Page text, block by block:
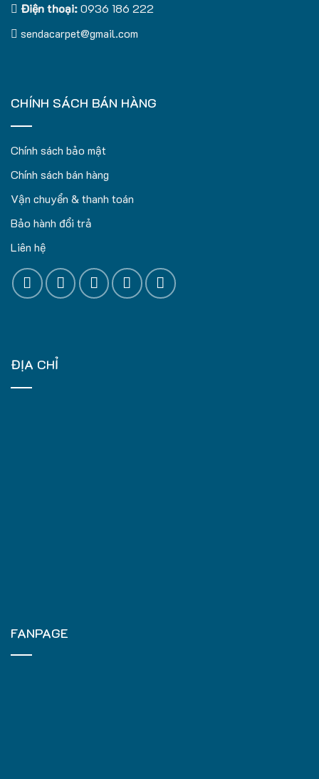
Điện thoại:0936 186 222
sendacarpet@gmail.com
CHÍNH SÁCH BÁN HÀNG
Chính sách bảo mật
Chính sách bán hàng
Vận chuyển & thanh toán
Bảo hành đổi trả
Liên hệ
ĐỊA CHỈ
FANPAGE